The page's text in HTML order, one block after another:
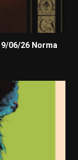
06/26 Norma